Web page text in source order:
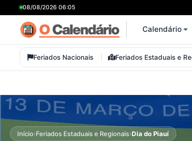
08/08/2026 06:05
Calendário
Feriados Nacionais Feriados Estaduais e
Início›Feriados Estaduais e Regionais›Dia do Piauí